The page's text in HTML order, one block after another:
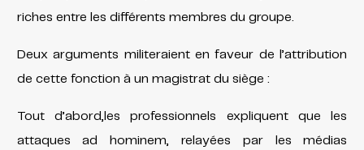
riches entre les différents membres du groupe.
Deux arguments militeraient en faveur de l’attribution
de cette fonction à un magistrat du siège :
Tout d’abord,les professionnels expliquent que les
attaques ad hominem, relayées par les médias